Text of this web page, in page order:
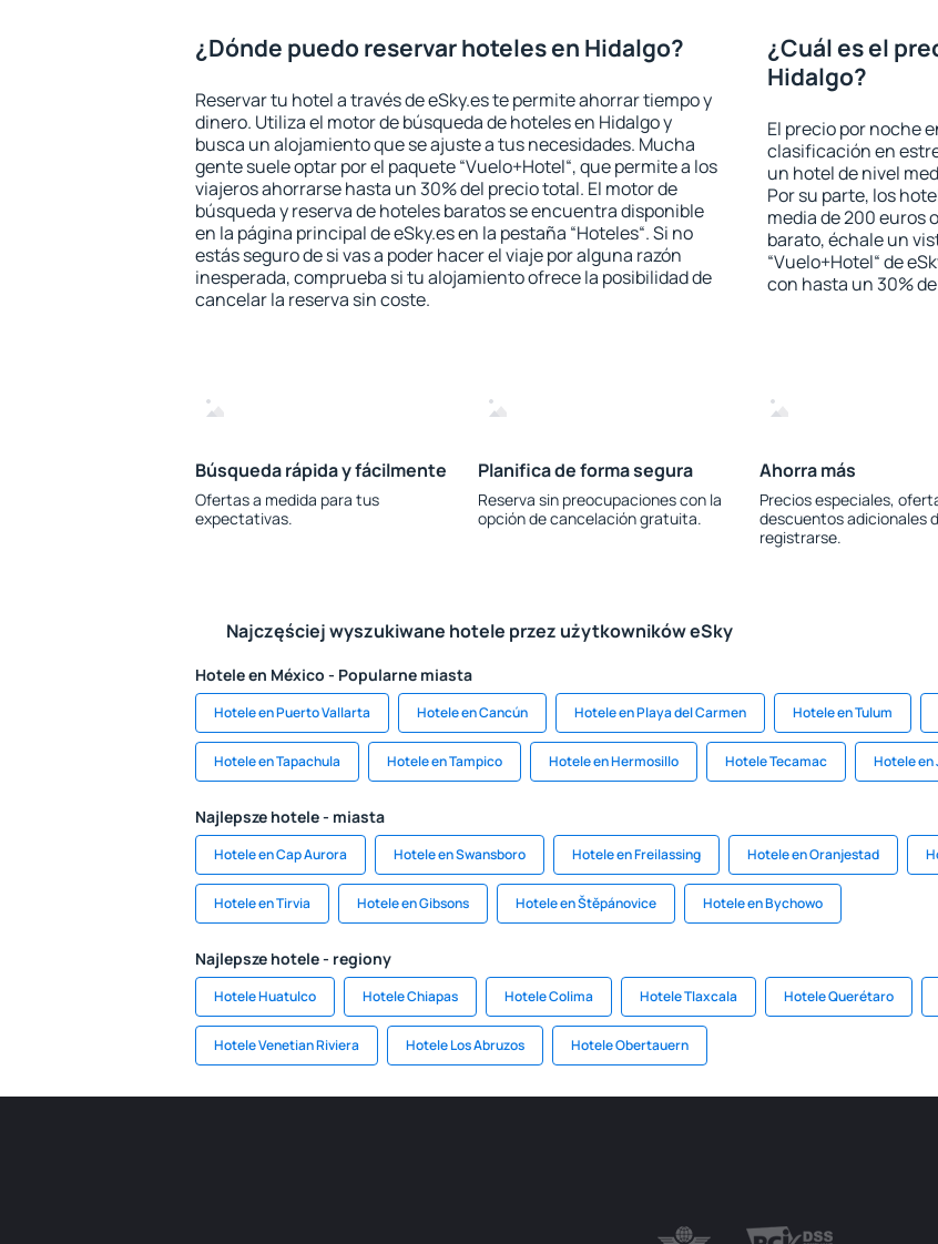
¿Dónde puedo reservar hoteles en Hidalgo?
Reservar tu hotel a través de eSky.es te permite ahorrar tiempo y
dinero. Utiliza el motor de búsqueda de hoteles en Hidalgo y
busca un alojamiento que se ajuste a tus necesidades. Mucha
gente suele optar por el paquete “Vuelo+Hotel“, que permite a los
viajeros ahorrarse hasta un 30% del precio total. El motor de
búsqueda y reserva de hoteles baratos se encuentra disponible
en la página principal de eSky.es en la pestaña “Hoteles“. Si no
estás seguro de si vas a poder hacer el viaje por alguna razón
inesperada, comprueba si tu alojamiento ofrece la posibilidad de
cancelar la reserva sin coste.
¿Cuál es el
Hidalgo?
El precio por noche
clasificación en
un hotel de nivel
Por su parte, los
media de 200 euros
barato, échale un
“Vuelo+Hotel“ de
con hasta un 30%
Búsqueda rápida y fácilmente
Ofertas a medida para tus
expectativas.
Planifica de forma segura
Reserva sin preocupaciones con la
opción de cancelación gratuita.
Ahorra más
Precios especiales,
descuentos adicionales
registrarse.
Najczęściej wyszukiwane hotele przez użytkowników eSky
Hotele en México - Popularne miasta
Hotele en Puerto Vallarta Hotele en Cancún Hotele en Playa del Carmen Hotele en Tulum
Hotele en Tapachula Hotele en Tampico Hotele en Hermosillo Hotele Tecamac Hotele en
Najlepsze hotele - miasta
Hotele en Cap Aurora Hotele en Swansboro Hotele en Freilassing Hotele en Oranjestad
Hotele en Tirvia Hotele en Gibsons Hotele en Štěpánovice Hotele en Bychowo
Najlepsze hotele - regiony
Hotele Huatulco Hotele Chiapas Hotele Colima Hotele Tlaxcala Hotele Querétaro
Hotele Venetian Riviera Hotele Los Abruzos Hotele Obertauern